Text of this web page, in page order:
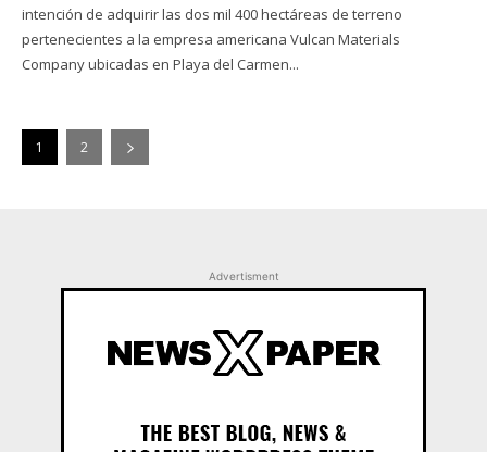
intención de adquirir las dos mil 400 hectáreas de terreno
pertenecientes a la empresa americana Vulcan Materials
Company ubicadas en Playa del Carmen...
1 2
Advertisment